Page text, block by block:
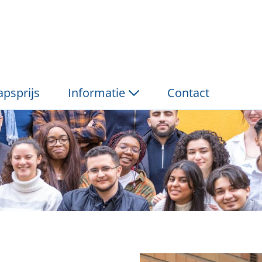
Informatie Contact